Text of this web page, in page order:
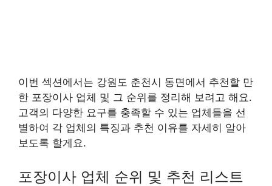
이번 섹션에서는 강원도 춘천시 동면에서 추천할 만
한 포장이사 업체 및 그 순위를 정리해 보려고 해요.
고객의 다양한 요구를 충족할 수 있는 업체들을 선
별하여 각 업체의 특징과 추천 이유를 자세히 알아
보도록 할게요.
포장이사 업체 순위 및 추천 리스트